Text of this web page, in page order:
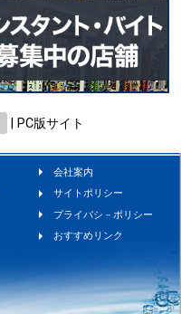
PC版サイト
会社案内
サイトポリシー
プライバシ－ポリシー
おすすめリンク